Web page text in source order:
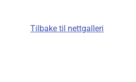
Tilbake til nettgalleri